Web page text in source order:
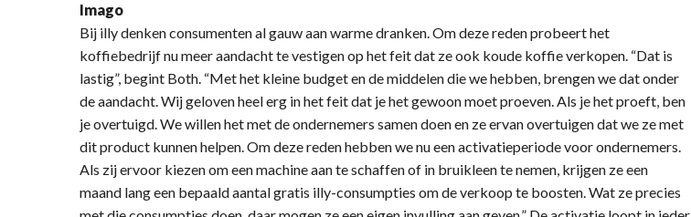
Imago
Bij illy denken consumenten al gauw aan warme dranken. Om deze reden probeert het
koffiebedrijf nu meer aandacht te vestigen op het feit dat ze ook koude koffie verkopen. “Dat is
lastig”, begint Both. “Met het kleine budget en de middelen die we hebben, brengen we dat onder
de aandacht. Wij geloven heel erg in het feit dat je het gewoon moet proeven. Als je het proeft, ben
je overtuigd. We willen het met de ondernemers samen doen en ze ervan overtuigen dat we ze met
dit product kunnen helpen. Om deze reden hebben we nu een activatieperiode voor ondernemers.
Als zij ervoor kiezen om een machine aan te schaffen of in bruikleen te nemen, krijgen ze een
maand lang een bepaald aantal gratis illy-consumpties om de verkoop te boosten. Wat ze precies